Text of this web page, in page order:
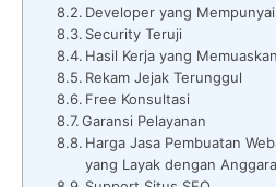
Developer yang
Security Teruji
Hasil Kerja yang Memuaskan
Rekam Jejak Terunggul
Free Konsultasi
Garansi Pelayanan
Harga Jasa Pembuatan
yang Layak dengan